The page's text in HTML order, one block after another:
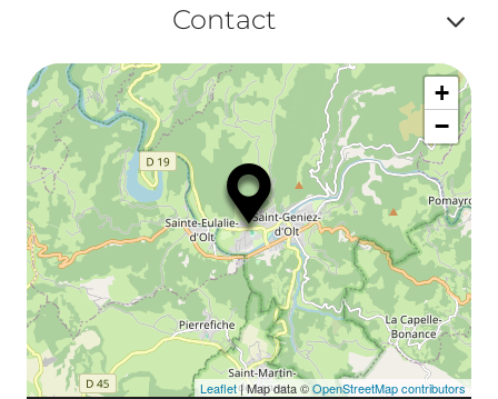
ou
et
Contact
ou
+
−
Leaflet| Map data ©OpenStreetMap contributors